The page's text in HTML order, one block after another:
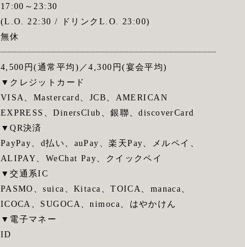
17:00～23:30
(L.O. 22:30 / ドリンクL.O. 23:00)
無休
4,500円(通常平均)／4,300円(宴会平均)
▼クレジットカード
VISA、Mastercard、JCB、AMERICAN
EXPRESS、DinersClub、銀聯、discoverCard
▼QR決済
PayPay、d払い、auPay、楽天Pay、メルペイ、
ALIPAY、WeChat Pay、クイックペイ
▼交通系IC
PASMO、suica、Kitaca、TOICA、manaca、
ICOCA、SUGOCA、nimoca、はやかけん
▼電子マネー
ID